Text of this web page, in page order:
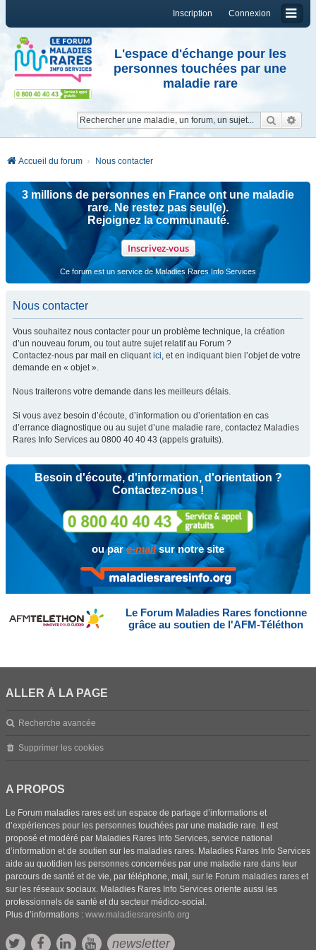
Connexion
Inscription
L'espace d'échange pour les
personnes touchées par une
maladie rare
Accueil du forum Nous contacter
3 millions de personnes en France ont une maladie
rare. Ne restez pas seul(e).
Rejoignez la communauté.
Inscrivez-vous
Ce forum est un service de Maladies Rares Info Services
Nous contacter
Vous souhaitez nous contacter pour un problème technique, la création
d’un nouveau forum, ou tout autre sujet relatif au Forum ?
Contactez-nous par mail en cliquantici, et en indiquant bien l’objet de votre
demande en « objet ».
Nous traiterons votre demande dans les meilleurs délais.
Si vous avez besoin d’écoute, d’information ou d’orientation en cas
d’errance diagnostique ou au sujet d’une maladie rare, contactez Maladies
Rares Info Services au 0800 40 40 43 (appels gratuits).
Besoin d'écoute, d'information, d'orientation ?
Contactez-nous !
ou pare-mailsur notre site
Le Forum Maladies Rares fonctionne
grâce au soutien de l'AFM-Téléthon
ALLER À LA PAGE
Recherche avancée
Supprimer les cookies
A PROPOS
Le Forum maladies rares est un espace de partage d’informations et
d’expériences pour les personnes touchées par une maladie rare. Il est
proposé et modéré par Maladies Rares Info Services, service national
d’information et de soutien sur les maladies rares. Maladies Rares Info Services
aide au quotidien les personnes concernées par une maladie rare dans leur
parcours de santé et de vie, par téléphone, mail, sur le Forum maladies rares et
sur les réseaux sociaux. Maladies Rares Info Services oriente aussi les
professionnels de santé et du secteur médico-social.
Plus d’informations : www.maladiesraresinfo.org
newsletter